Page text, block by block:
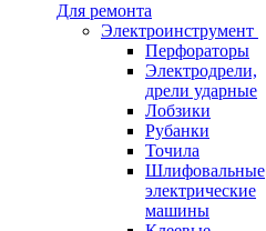
Для ремонта
Электроинструмент
Перфораторы
Электродрели,
дрели ударные
Лобзики
Рубанки
Точила
Шлифовальные
электрические
машины